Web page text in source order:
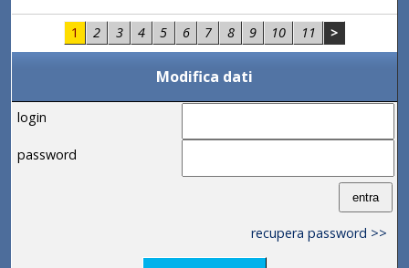
1 2 3 4 5 6 7 8 9 10 11 >
Modifica dati
login
password
recupera password >>